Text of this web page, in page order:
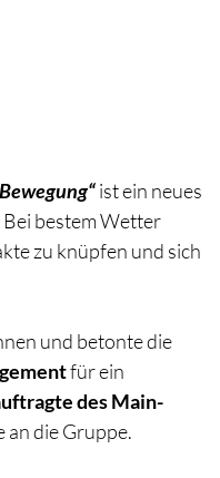
ist ein neues
bestem Wetter
zu knüpfen und sich
und betonte die
für ein
des Main-
die Gruppe.